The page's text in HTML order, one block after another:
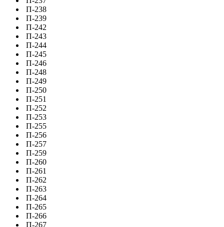
П-238
П-239
П-242
П-243
П-244
П-245
П-246
П-248
П-249
П-250
П-251
П-252
П-253
П-255
П-256
П-257
П-259
П-260
П-261
П-262
П-263
П-264
П-265
П-266
П-267